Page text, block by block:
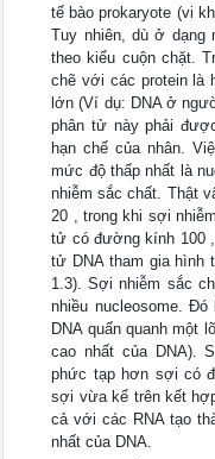
tế bào prokaryote (vi
Tuy nhiên, dù ở dạng
theo kiểu cuộn chặt.
chẽ với các protein là
lớn (Ví dụ: DNA ở
phân tử này phải
hạn chế của nhân.
mức độ thấp nhất là
nhiễm sắc chất. Thật
20 , trong khi sợi
tử có đường kính 100
tử DNA tham gia hình
1.3). Sợi nhiễm sắc
nhiều nucleosome.
DNA quấn quanh một
cao nhất của DNA).
phức tạp hơn sợi có
sợi vừa kể trên kết
cả với các RNA tạo
nhất của DNA.